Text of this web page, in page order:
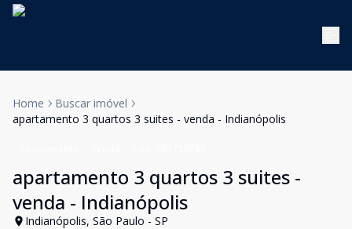
Home
Buscar imóvel
apartamento 3 quartos 3 suites - venda - Indianópolis
apartamento 3 quartos 3 suites -
venda - Indianópolis
Indianópolis, São Paulo - SP